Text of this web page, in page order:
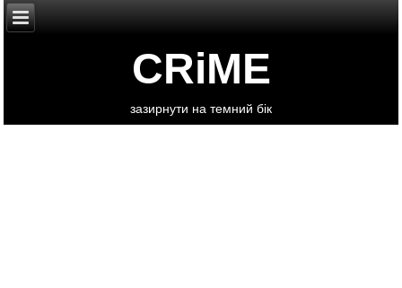
CRiME
зазирнути на темний бік